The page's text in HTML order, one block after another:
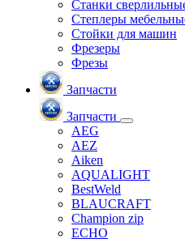
Станки
Степлеры
Стойки для машин
Фрезеры
Фрезы
Запчасти
Запчасти
AEG
AEZ
Aiken
AQUALIGHT
BestWeld
BLAUCRAFT
Champion zip
ECHO